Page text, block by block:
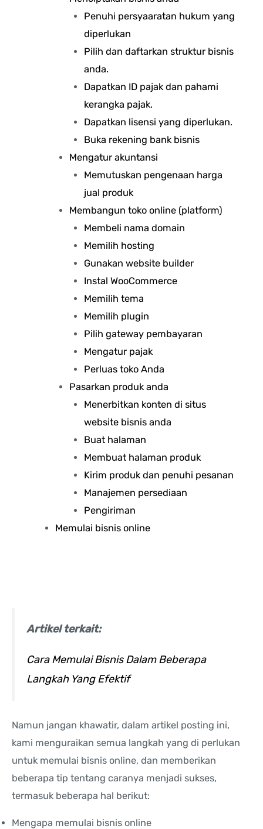
Penuhi persyaaratan hukum yang
diperlukan
Pilih dan daftarkan struktur bisnis
anda.
Dapatkan ID pajak dan pahami
kerangka pajak.
Dapatkan lisensi yang diperlukan.
Buka rekening bank bisnis
Mengatur akuntansi
Memutuskan pengenaan harga
jual produk
Membangun toko online (platform)
Membeli nama domain
Memilih hosting
Gunakan website builder
Instal WooCommerce
Memilih tema
Memilih plugin
Pilih gateway pembayaran
Mengatur pajak
Perluas toko Anda
Pasarkan produk anda
Menerbitkan konten di situs
website bisnis anda
Buat halaman
Membuat halaman produk
Kirim produk dan penuhi pesanan
Manajemen persediaan
Pengiriman
Memulai bisnis online
Artikel terkait:
Cara Memulai Bisnis Dalam Beberapa
Langkah Yang Efektif
Namun jangan khawatir, dalam artikel posting ini,
kami menguraikan semua langkah yang di perlukan
untuk memulai bisnis online, dan memberikan
beberapa tip tentang caranya menjadi sukses,
termasuk beberapa hal berikut:
Mengapa memulai bisnis online